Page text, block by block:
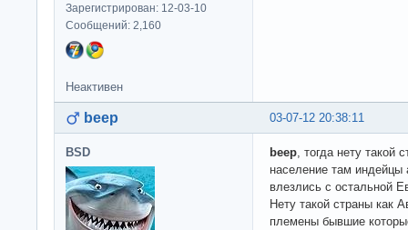
Зарегистрирован: 12-03-10
Сообщений: 2,160
Неактивен
03-07-12 20:38:11
beep
BSD beep , тогда нету
население там индейцы
влезлись с остальной
Нету такой страны как
племены бывшие